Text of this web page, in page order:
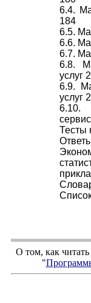
6.4.
184
6.5.
6.6.
6.7.
6.8.
услуг
6.9.
услуг
6.10.
Тесты
О том, как
"